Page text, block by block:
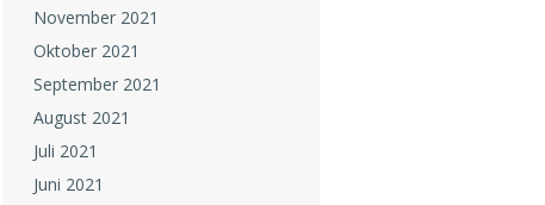
November 2021
Oktober 2021
September 2021
August 2021
Juli 2021
Juni 2021